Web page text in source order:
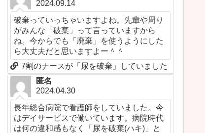
2024.09.14
破棄っていっちゃいますよね。先輩や周り
がみんな「破棄」って言っていますから
ね。今からでも「廃棄」を使うようにした
ら大丈夫だと思いますよー＾＾
7割のナースが「尿を破棄」していました
匿名
2024.04.30
長年総合病院で看護師をしていました。今
はデイサービスで働いています。病院時代
は何の違和感もなく「尿を破棄(ハキ)」と